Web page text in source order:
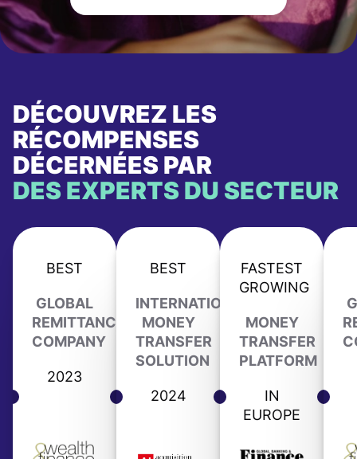
DÉCOUVREZ LES
RÉCOMPENSES
DÉCERNÉES PAR
DES EXPERTS DU SECTEUR
BEST
GLOBAL
REMITTANCE
COMPANY
2023
BEST
INTERNATIONAL
MONEY
TRANSFER
SOLUTION
2024
FASTEST
GROWING
MONEY
TRANSFER
PLATFORM
IN
EUROPE